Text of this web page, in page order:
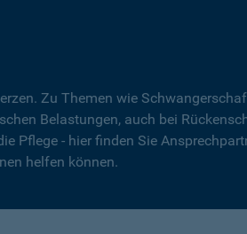
Zu Themen wie
Belastungen, auch bei
Pflege - hier finden Sie
helfen können.